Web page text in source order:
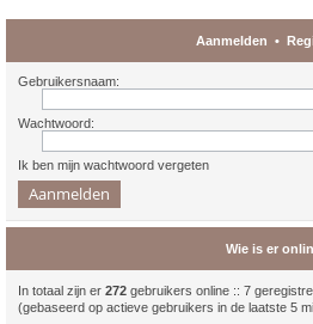
Aanmelden •
Gebruikersnaam:
Wachtwoord:
Ik ben mijn wachtwoord vergeten
Wie is er
In totaal zijn er 272 gebruikers online :: 7
(gebaseerd op actieve gebruikers in de laatste 5